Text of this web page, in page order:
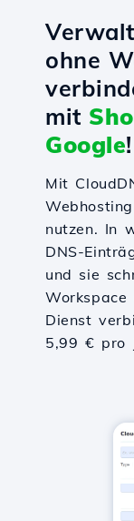
ohne
mit
Google!
Mit
nutzen. In
DNS-
und sie
Dienst
5,99 € pro